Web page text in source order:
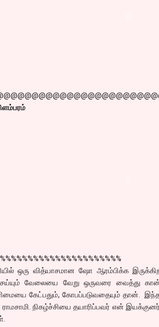
ஒரு வித்யாசமான ஷோ ஆரம்பிக்க
வேலையை வேறு ஒருவரை வைத்து
கேட்பதும், கோபப்படுவதையும் தான்.
ராமசாமி. நிகழ்ச்சியை தயாரிப்பவர் என்